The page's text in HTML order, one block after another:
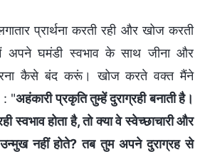
प्रार्थना करती रही और खोज करती
अपने घमंडी स्वभाव के साथ जीना और
कैसे बंद करूं। खोज करते वक्त मैंने
: "अहंकारी प्रकृति तुम्‍हें दुराग्रही बनाती है।
स्‍वभाव होता है, तो क्‍या वे स्‍वेच्‍छाचारी और
नहीं होते? तब तुम अपने दुराग्रह से